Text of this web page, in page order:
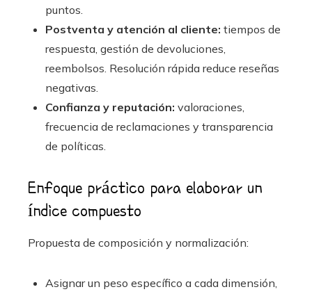
puntos.
Postventa y atención al cliente: tiempos de
respuesta, gestión de devoluciones,
reembolsos. Resolución rápida reduce reseñas
negativas.
Confianza y reputación: valoraciones,
frecuencia de reclamaciones y transparencia
de políticas.
Enfoque práctico para elaborar un
índice compuesto
Propuesta de composición y normalización:
Asignar un peso específico a cada dimensión,